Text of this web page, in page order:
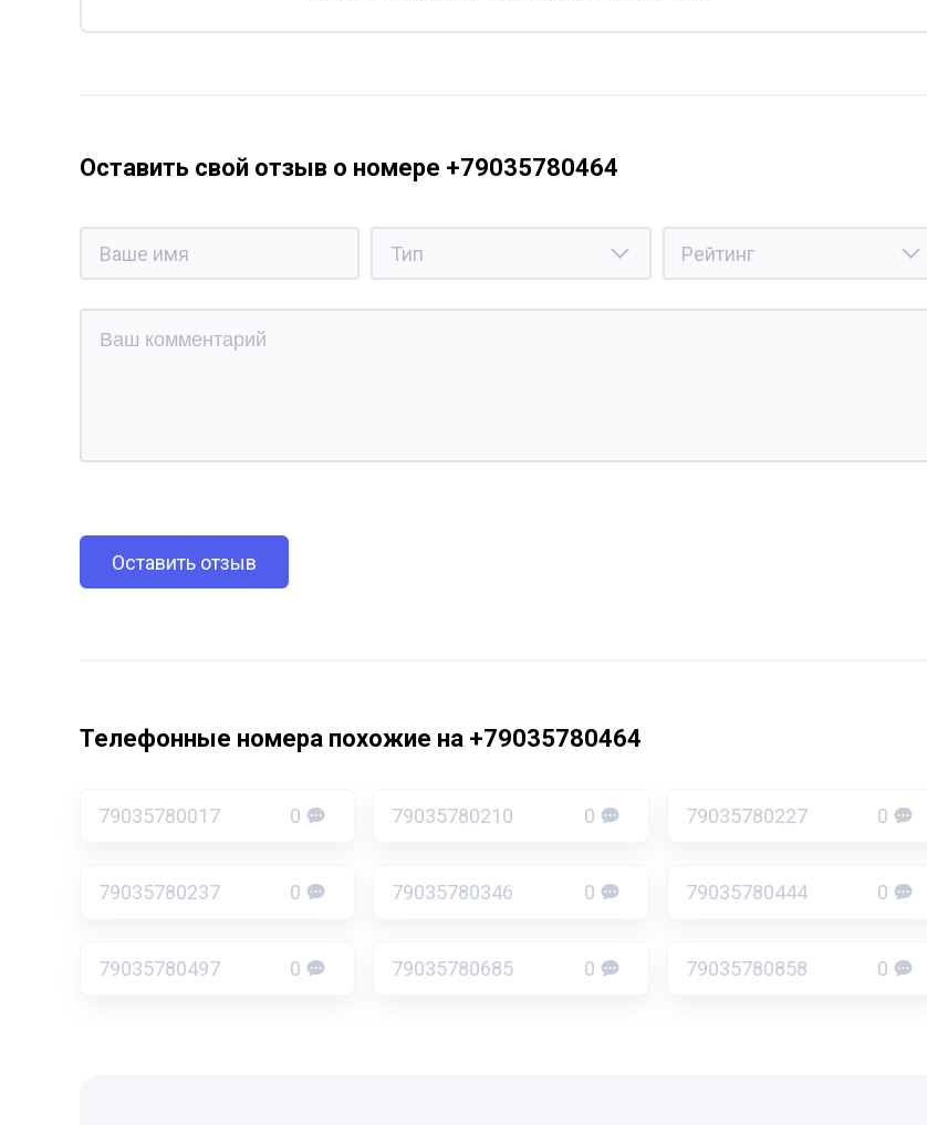
Оставить свой отзыв о номере +79035780464
Оставить отзыв
Телефонные номера похожие на +79035780464
79035780017 0 79035780210 0 79035780227 0
79035780237 0 79035780346 0 79035780444 0
79035780497 0 79035780685 0 79035780858 0